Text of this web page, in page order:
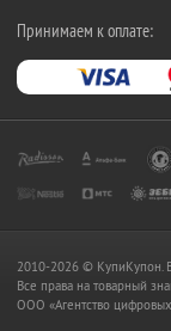
Принимаем к оплате:
2010-2026 © КупиКупон.
Все права на товарный
OOO «Агентство